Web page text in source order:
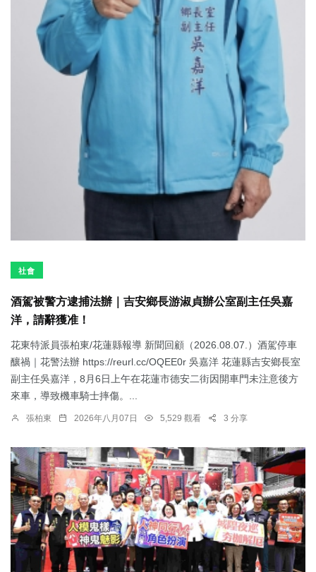
社會
酒駕被警方逮捕法辦｜吉安鄉長游淑貞辦公室副主任吳嘉
洋，請辭獲准！
花東特派員張柏東/花蓮縣報導 新聞回顧（2026.08.07.）酒駕停車
釀禍｜花警法辦 https://reurl.cc/OQEE0r 吳嘉洋 花蓮縣吉安鄉長室
副主任吳嘉洋，8月6日上午在花蓮市德安二街因開車門未注意後方
來車，導致機車騎士摔傷。...
張柏東 2026年八月07日 5,529 觀看 3 分享